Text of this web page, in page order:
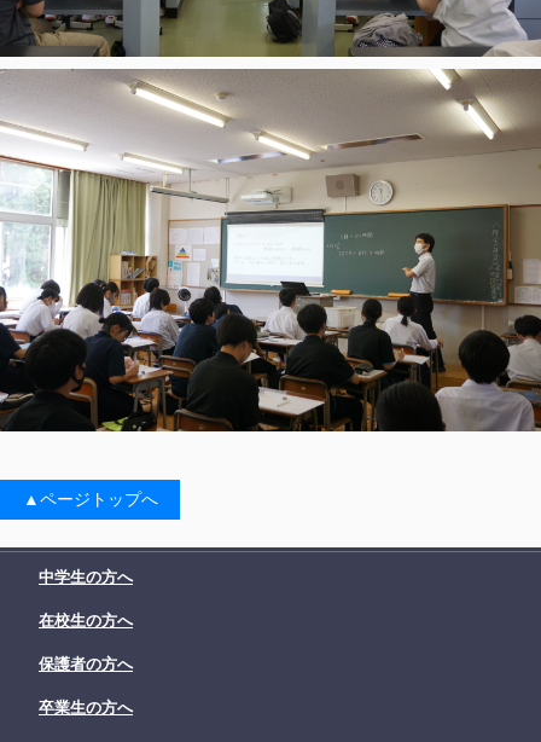
▲ページトップへ
中学生の方へ
在校生の方へ
保護者の方へ
卒業生の方へ